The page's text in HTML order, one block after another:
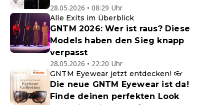
28.05.2026 • 08:29 Uhr
Alle Exits im Überblick
GNTM 2026: Wer ist raus? Diese
Models haben den Sieg knapp
verpasst
28.05.2026 • 22:20 Uhr
GNTM Eyewear jetzt entdecken! 👓
Die neue GNTM Eyewear ist da!
Finde deinen perfekten Look